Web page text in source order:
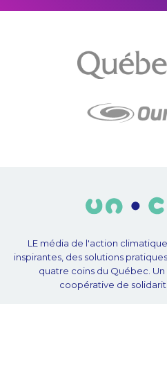
LE média de l'action
inspirantes, des solutions
quatre coins du Québec.
coopérative de